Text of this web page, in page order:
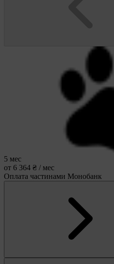
5 мес
от 6 364 ₴ / мес
Оплата частинами Монобанк